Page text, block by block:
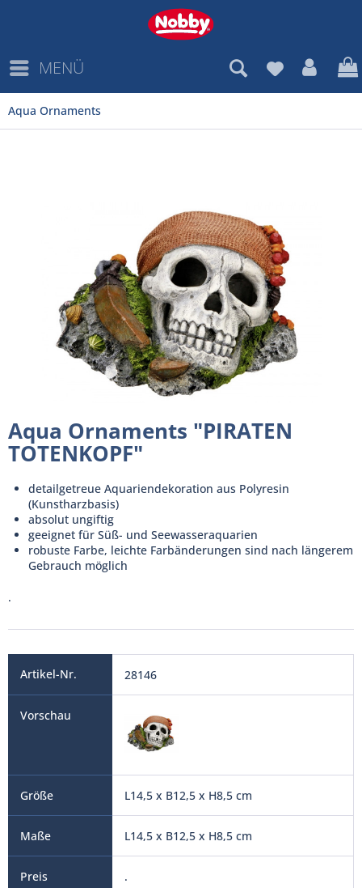
MENÜ
Aqua Ornaments
Aqua Ornaments "PIRATEN
TOTENKOPF"
detailgetreue Aquariendekoration aus Polyresin
(Kunstharzbasis)
absolut ungiftig
geeignet für Süß- und Seewasseraquarien
robuste Farbe, leichte Farbänderungen sind nach längerem
Gebrauch möglich
.
28146
L14,5 x B12,5 x H8,5 cm
L14,5 x B12,5 x H8,5 cm
.